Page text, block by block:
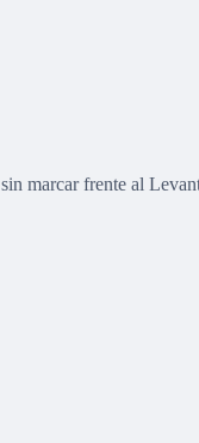
marcar frente al